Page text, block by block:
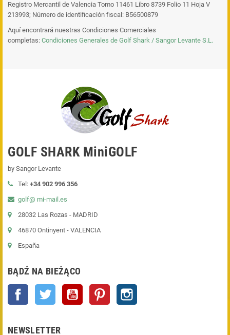
Registro Mercantil de Valencia Tomo 11461 Libro 8739 Folio 11 Hoja V
213993; Número de identificación fiscal: B56500879
Aquí encontrará nuestras Condiciones Comerciales
completas: Condiciones Generales de Golf Shark / Sangor Levante S.L.
GOLF SHARK MiniGOLF
by Sangor Levante
Tel: +34 902 996 356
golf@ mi-mail.es
28032 Las Rozas - MADRID
46870 Ontinyent - VALENCIA
España
BĄDŹ NA BIEŻĄCO
Facebook Twitter YouTube Pinterest
NEWSLETTER